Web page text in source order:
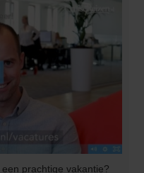
prachtige vakantie?